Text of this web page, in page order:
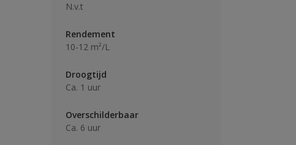
N.v.t
Rendement
10-12 m²/L
Droogtijd
Ca. 1 uur
Overschilderbaar
Ca. 6 uur